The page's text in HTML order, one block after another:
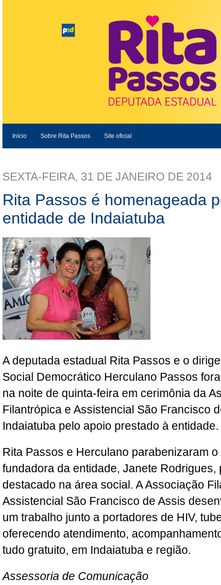
Início Sobre Rita Passos Site oficial
SEXTA-FEIRA, 31 DE JANEIRO DE 2014
Rita Passos é homenageada
entidade de Indaiatuba
A deputada estadual Rita Passos e o
Social Democrático Herculano Passos
na noite de quinta-feira em cerimônia da
Filantrópica e Assistencial São Francisco
Indaiatuba pelo apoio prestado à entidade.
Rita Passos e Herculano parabenizaram
fundadora da entidade, Janete Rodrigues,
destacado na área social. A Associação
Assistencial São Francisco de Assis
um trabalho junto a portadores de HIV,
oferecendo atendimento,
tudo gratuito, em Indaiatuba e região.
Assessoria de Comunicação